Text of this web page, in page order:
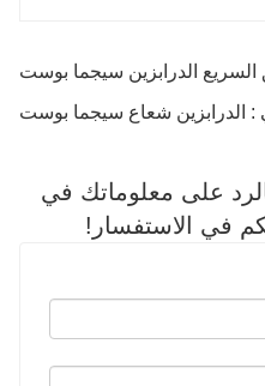
الدرابزين سيجما بوست
: الدرابزين شعاع سيجما بوست
على معلوماتك في